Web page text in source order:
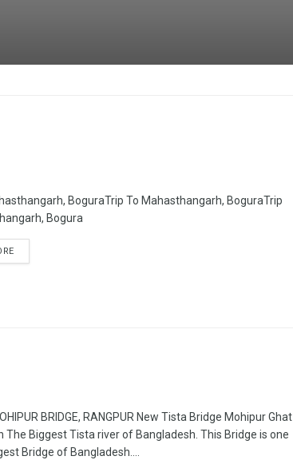
BoguraTrip To Mahasthangarh, BoguraTrip
Bogura
BRIDGE, RANGPUR New Tista Bridge Mohipur Ghat
The Biggest Tista river of Bangladesh. This Bridge is one
Bridge of Bangladesh....